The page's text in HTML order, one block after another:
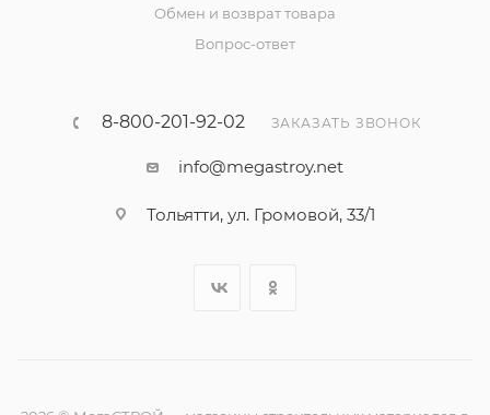
Обмен и возврат товара
Вопрос-ответ
8-800-201-92-02 ЗАКАЗАТЬ ЗВОНОК
info@megastroy.net
Тольятти, ул. Громовой, 33/1